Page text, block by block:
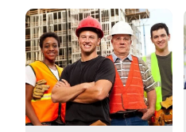
Nouvelles
Moodle
Catalogue de formation
Nous joindre